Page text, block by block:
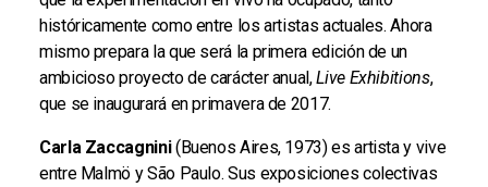
históricamente como entre los artistas actuales. Ahora
mismo prepara la que será la primera edición de un
ambicioso proyecto de carácter anual,Live Exhibitions,
que se inaugurará en primavera de 2017.
Carla Zaccagnini(Buenos Aires, 1973) es artista y vive
entre Malmö y São Paulo. Sus exposiciones colectivas